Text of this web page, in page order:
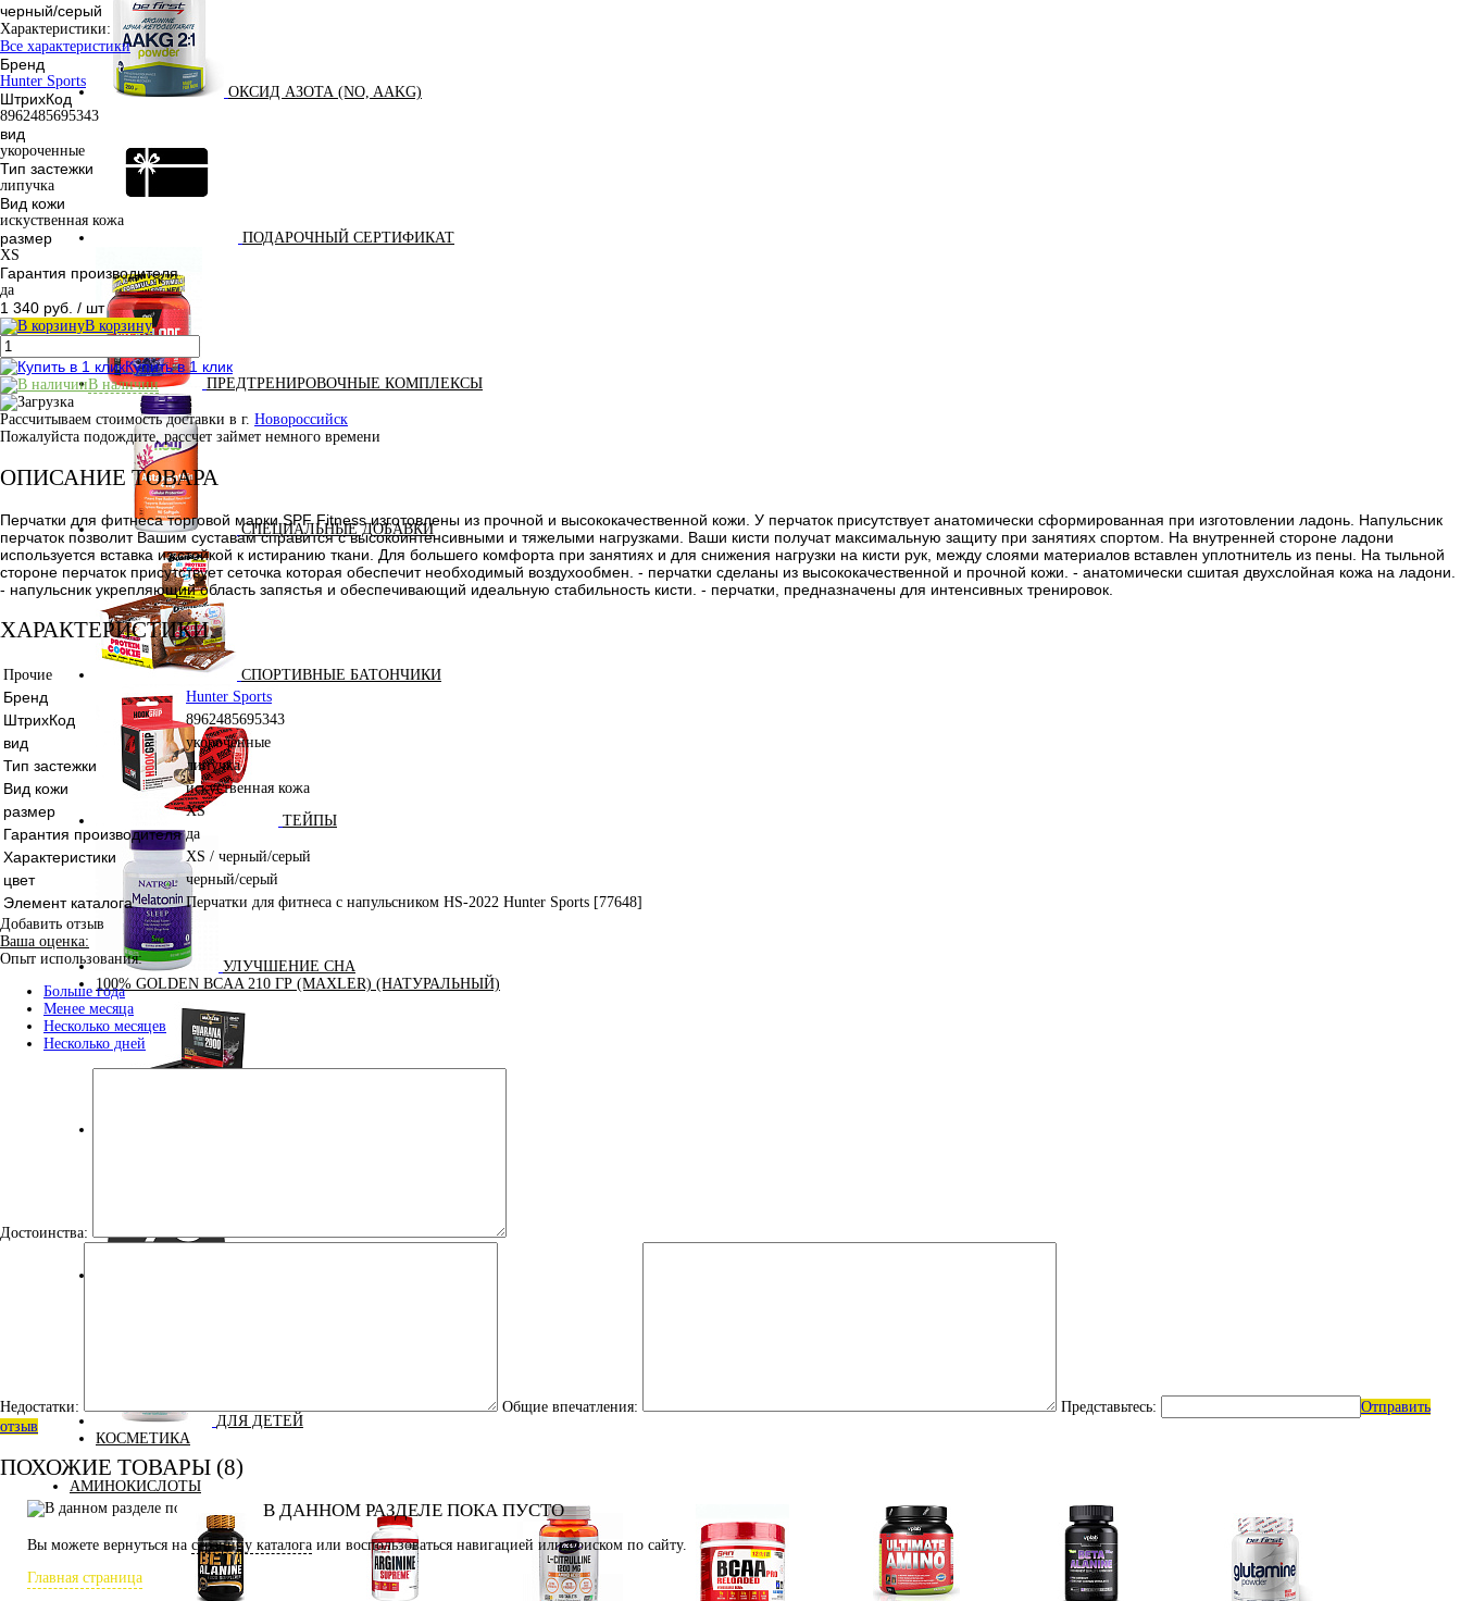
ОКСИД АЗОТА (NO, AAKG)
ПОДАРОЧНЫЙ СЕРТИФИКАТ
ПРЕДТРЕНИРОВОЧНЫЕ КОМПЛЕКСЫ
СПЕЦИАЛЬНЫЕ ДОБАВКИ
СПОРТИВНЫЕ БАТОНЧИКИ
ТЕЙПЫ
УЛУЧШЕНИЕ СНА
100% GOLDEN BCAA 210 ГР (MAXLER) (НАТУРАЛЬНЫЙ)
ДЛЯ ДЕТЕЙ
КОСМЕТИКА
АМИНОКИСЛОТЫ
черный/серый
Характеристики:
Все характеристики
Бренд
Hunter Sports
ШтрихКод
8962485695343
вид
укороченные
Тип застежки
липучка
Вид кожи
искуственная кожа
размер
XS
Гарантия производителя
да
1 340 руб. / шт
В корзину
Купить в 1 клик
В наличии
Рассчитываем стоимость доставки в г. Новороссийск
Пожалуйста подождите, рассчет займет немного времени
ОПИСАНИЕ ТОВАРА
Перчатки для фитнеса торговой марки SPF Fitness изготовлены из прочной и высококачественной кожи. У перчаток присутствует анатомически сформированная при изготовлении ладонь. Напульсник
перчаток позволит Вашим суставам справится с высокоинтенсивными и тяжелыми нагрузками. Ваши кисти получат максимальную защиту при занятиях спортом. На внутренней стороне ладони
используется вставка из стойкой к истиранию ткани. Для большего комфорта при занятиях и для снижения нагрузки на кисти рук, между слоями материалов вставлен уплотнитель из пены. На тыльной
стороне перчаток присутствует сеточка которая обеспечит необходимый воздухообмен. - перчатки сделаны из высококачественной и прочной кожи. - анатомически сшитая двухслойная кожа на ладони.
- напульсник укрепляющий область запястья и обеспечивающий идеальную стабильность кисти. - перчатки, предназначены для интенсивных тренировок.
ХАРАКТЕРИСТИКИ
Прочие
Бренд Hunter Sports
ШтрихКод 8962485695343
вид укороченные
Тип застежки липучка
Вид кожи искуственная кожа
размер XS
Гарантия производителя да
Характеристики XS / черный/серый
цвет черный/серый
Элемент каталога
Перчатки для фитнеса с напульсником HS-2022 Hunter Sports [77648]
Добавить отзыв
Ваша оценка:
Опыт использования:
Больше года
Менее месяца
Несколько месяцев
Несколько дней
Достоинства:
Недостатки: Общие впечатления: Представьтесь:
Отправить
отзыв
ПОХОЖИЕ ТОВАРЫ (8)
В ДАННОМ РАЗДЕЛЕ ПОКА ПУСТО
Вы можете вернуться на страницу каталога или воспользоваться навигацией или поиском по сайту.
Главная страница